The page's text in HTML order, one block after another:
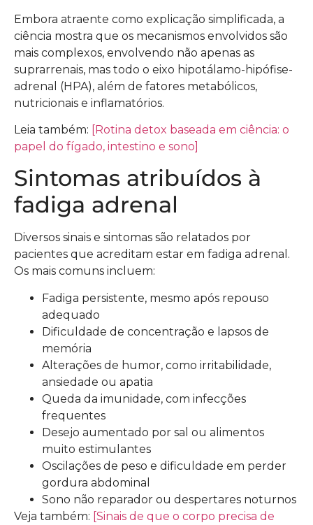
Embora atraente como explicação simplificada, a
ciência mostra que os mecanismos envolvidos são
mais complexos, envolvendo não apenas as
suprarrenais, mas todo o eixo hipotálamo-hipófise-
adrenal (HPA), além de fatores metabólicos,
nutricionais e inflamatórios.
Leia também: [Rotina detox baseada em ciência: o
papel do fígado, intestino e sono]
Sintomas atribuídos à
fadiga adrenal
Diversos sinais e sintomas são relatados por
pacientes que acreditam estar em fadiga adrenal.
Os mais comuns incluem:
Fadiga persistente, mesmo após repouso
adequado
Dificuldade de concentração e lapsos de
memória
Alterações de humor, como irritabilidade,
ansiedade ou apatia
Queda da imunidade, com infecções
frequentes
Desejo aumentado por sal ou alimentos
muito estimulantes
Oscilações de peso e dificuldade em perder
gordura abdominal
Sono não reparador ou despertares noturnos
Veja também: [Sinais de que o corpo precisa de